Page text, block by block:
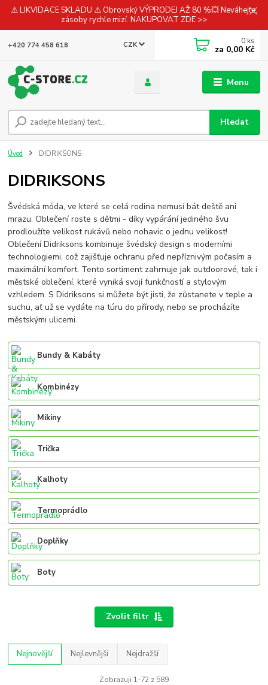
⚠️ LIKVIDACE SKLADU ⚠️ Obrovský VÝPRODEJ AŽ 80 %💥 Neváhejte,
zásoby rychle mizí. NAKUPOVAT ZDE >>
Menu
CZK
Hledat
+420 774 458 618 0 ks
za 0,00 Kč
Úvod DIDRIKSONS
DIDRIKSONS
Švédská móda, ve které se celá rodina nemusí bát deště ani
mrazu.Oblečení roste sdětmi -díky vypárání jediného švu
prodloužíte velikost rukávů nebo nohavic o jednu velikost!
Oblečení Didriksons kombinuje švédský design s moderními
technologiemi, což zajišťuje ochranu před nepříznivým počasím a
maximální komfort. Tento sortiment zahrnuje jak outdoorové, tak i
městské oblečení, které vyniká svojí funkčností a stylovým
vzhledem. S Didriksons si můžete být jisti, že zůstanete v teple a
suchu, ať už se vydáte na túru do přírody, nebo se procházíte
městskými ulicemi.
Bundy & Kabáty
Kombinézy
Mikiny
Trička
Kalhoty
Termoprádlo
Doplňky
Boty
Zvolit filtr
Nejnovější Nejlevnější Nejdražší
Zobrazuji 1-72 z 589